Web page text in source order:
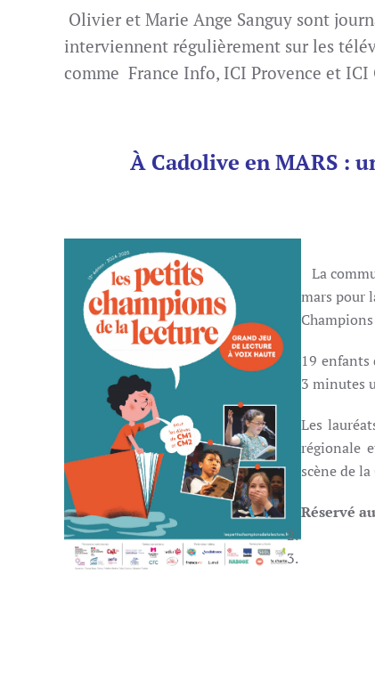
Olivier et Marie Ange Sanguy sont
interviennent régulièrement sur les
comme France Info, ICI Provence et ICI
À Cadolive en MARS :
La
mars pour
19
3 minutes
Les
régionale
scène de
Réservé